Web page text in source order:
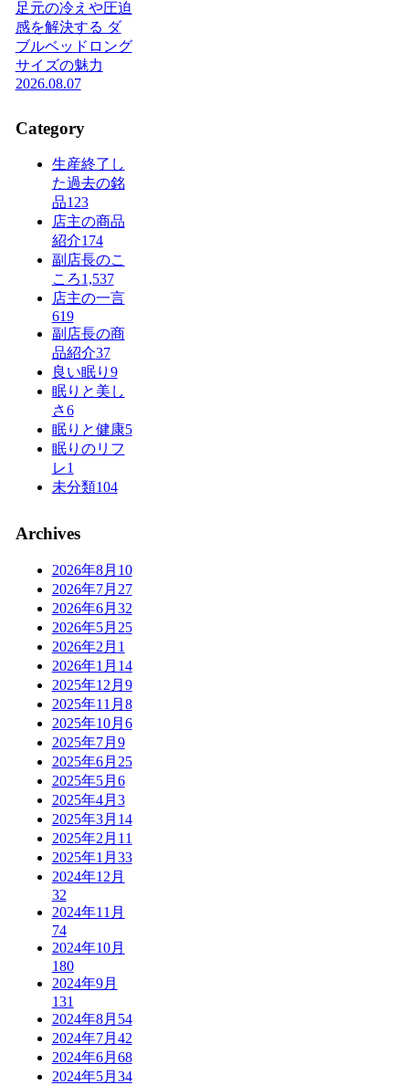
足元の冷えや圧迫
感を解決する ダ
ブルベッドロング
サイズの魅力
2026.08.07
Category
生産終了し
た過去の銘
品123
店主の商品
紹介174
副店長のこ
ころ1,537
店主の一言
619
副店長の商
品紹介37
良い眠り 9
眠りと美し
さ6
眠りと健康5
眠りのリフ
レ1
未分類104
Archives
2026年8月 10
2026年7月 27
2026年6月 32
2026年5月 25
2026年2月 1
2026年1月 14
2025年12月 9
2025年11月 8
2025年10月 6
2025年7月 9
2025年6月 25
2025年5月 6
2025年4月 3
2025年3月 14
2025年2月 11
2025年1月 33
2024年12月
32
2024年11月
74
2024年10月
180
2024年9月
131
2024年8月 54
2024年7月 42
2024年6月 68
2024年5月 34